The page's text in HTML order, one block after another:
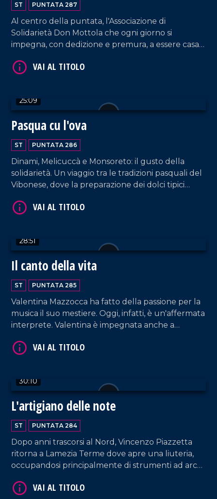
ST PUNTATA 287
Al centro della puntata, l'Associazione di
Solidarietà Don Mottola che ogni giorno si
impegna, con dedizione e premura, a essere casa
voluta fortemente da un gruppo di mamme,
25:09
Pasqua cu l'ova
ST PUNTATA 286
Dinami, Melicuccà e Monsoreto: il gusto della
solidarietà. Un viaggio tra le tradizioni pasquali del
Vibonese, dove la preparazione dei dolci tipici
alluvionate della Sibaritide.
28:51
Il canto della vita
ST PUNTATA 285
Valentina Mazzocca ha fatto della passione per la
musica il suo mestiere. Oggi, infatti, è un'affermata
interprete. Valentina è impegnata anche a
non solo attenzioni tecniche ma anche umane.
30:10
L'artigiano delle note
ST PUNTATA 284
Dopo anni trascorsi al Nord, Vincenzo Piazzetta
ritorna a Lamezia Terme dove apre una liuteria,
occupandosi principalmente di strumenti ad arco
ricerca sulla Lira calabrese.
VAI AL TITOLO
VAI AL TITOLO
VAI AL TITOLO